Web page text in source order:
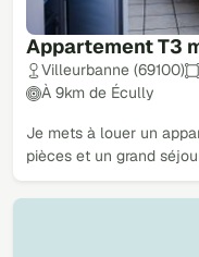
Appartement T3
Villeurbanne (69100)
À 9km de Écully
Je mets à louer un
pièces et un grand